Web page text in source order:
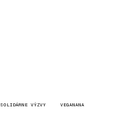
SOLIDÁRNE VÝZVY VEGANANA